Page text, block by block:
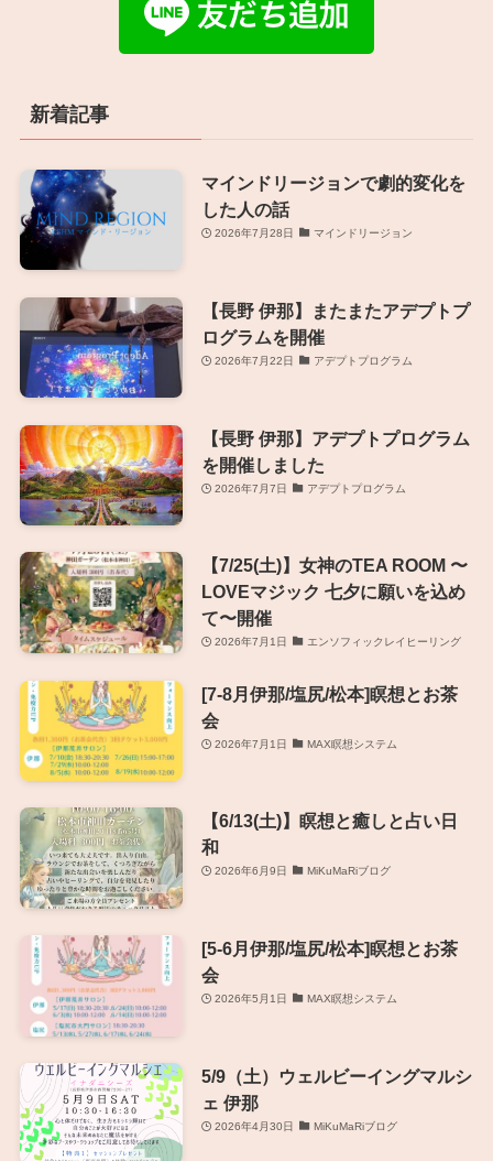
新着記事
マインドリージョンで劇的変化を
した人の話
2026年7月28日 マインドリージョン
【長野 伊那】またまたアデプトプ
ログラムを開催
2026年7月22日 アデプトプログラム
【長野 伊那】アデプトプログラム
を開催しました
2026年7月7日 アデプトプログラム
【7/25(土)】女神のTEA ROOM 〜
LOVEマジック 七夕に願いを込め
て〜開催
2026年7月1日 エンソフィックレイヒーリング
[7-8月伊那/塩尻/松本]瞑想とお茶
会
2026年7月1日 MAX瞑想システム
【6/13(土)】瞑想と癒しと占い日
和
2026年6月9日 MiKuMaRiブログ
[5-6月伊那/塩尻/松本]瞑想とお茶
会
2026年5月1日 MAX瞑想システム
5/9（土）ウェルビーイングマルシ
ェ 伊那
2026年4月30日 MiKuMaRiブログ